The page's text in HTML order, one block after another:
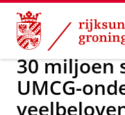
Skip
Content
Skip
Navigation
Over ons Actueel
30 miljoen
UMCG-